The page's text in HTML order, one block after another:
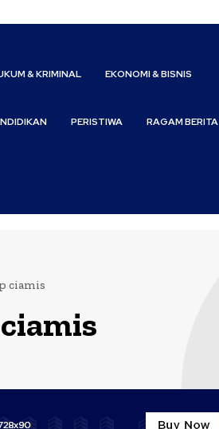
& KRIMINAL EKONOMI & BISNIS
PERISTIWA RAGAM BERITA
ciamis